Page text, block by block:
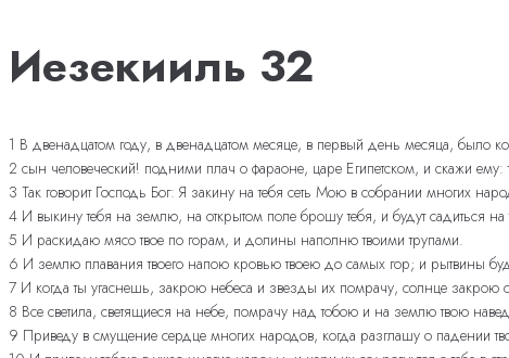
Иезекииль 32
1 В двенадцатом году, в двенадцатом месяце, в первый день месяца, было
2 сын человеческий! подними плач о фараоне, царе Египетском, и скажи
3 Так говорит Господь Бог: Я закину на тебя сеть Мою в собрании многих
4 И выкину тебя на землю, на открытом поле брошу тебя, и будут садиться
5 И раскидаю мясо твое по горам, и долины наполню твоими трупами.
6 И землю плавания твоего напою кровью твоею до самых гор; и рытвины
7 И когда ты угаснешь, закрою небеса и звезды их помрачу, солнце закрою
8 Все светила, светящиеся на небе, помрачу над тобою и на землю твою
9 Приведу в смущение сердце многих народов, когда разглашу о падении